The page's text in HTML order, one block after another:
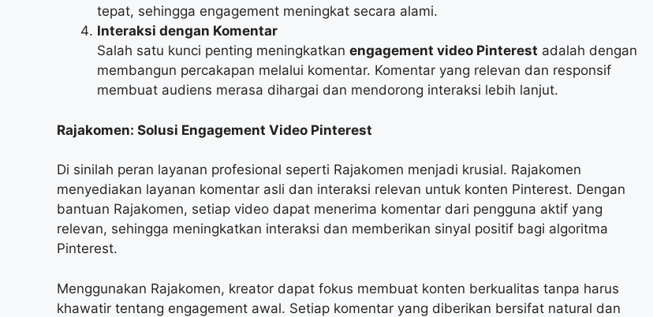
tepat, sehingga engagement meningkat secara alami.
Interaksi dengan Komentar
Salah satu kunci penting meningkatkan engagement video Pinterest adalah dengan
membangun percakapan melalui komentar. Komentar yang relevan dan responsif
membuat audiens merasa dihargai dan mendorong interaksi lebih lanjut.
Rajakomen: Solusi Engagement Video Pinterest
Di sinilah peran layanan profesional seperti Rajakomen menjadi krusial. Rajakomen
menyediakan layanan komentar asli dan interaksi relevan untuk konten Pinterest. Dengan
bantuan Rajakomen, setiap video dapat menerima komentar dari pengguna aktif yang
relevan, sehingga meningkatkan interaksi dan memberikan sinyal positif bagi algoritma
Pinterest.
Menggunakan Rajakomen, kreator dapat fokus membuat konten berkualitas tanpa harus
khawatir tentang engagement awal. Setiap komentar yang diberikan bersifat natural dan